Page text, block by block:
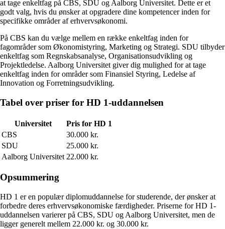
at tage enkeltfag på CBS, SDU og Aalborg Universitet. Dette er et
godt valg, hvis du ønsker at opgradere dine kompetencer inden for
specifikke områder af erhvervsøkonomi.
På CBS kan du vælge mellem en række enkeltfag inden for
fagområder som Økonomistyring, Marketing og Strategi. SDU tilbyder
enkeltfag som Regnskabsanalyse, Organisationsudvikling og
Projektledelse. Aalborg Universitet giver dig mulighed for at tage
enkeltfag inden for områder som Finansiel Styring, Ledelse af
Innovation og Forretningsudvikling.
Tabel over priser for HD 1-uddannelsen
Universitet
Pris for HD 1
CBS
30.000 kr.
SDU
25.000 kr.
Aalborg Universitet 22.000 kr.
Opsummering
HD 1 er en populær diplomuddannelse for studerende, der ønsker at
forbedre deres erhvervsøkonomiske færdigheder. Priserne for HD 1-
uddannelsen varierer på CBS, SDU og Aalborg Universitet, men de
ligger generelt mellem 22.000 kr. og 30.000 kr.